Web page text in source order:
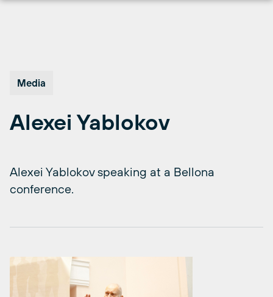
Media
Alexei Yablokov
Alexei Yablokov speaking at a Bellona
conference.